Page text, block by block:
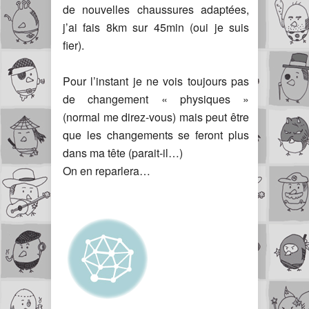
de nouvelles chaussures adaptées,
j’ai fais 8km sur 45min (oui je suis
fier).
Pour l’instant je ne vois toujours pas
de changement « physiques »
(normal me direz-vous) mais peut être
que les changements se feront plus
dans ma tête (parait-il…)
On en reparlera…